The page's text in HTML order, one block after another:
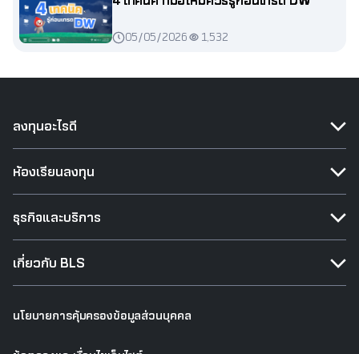
05/05/2026 1,532
ลงทุนอะไรดี
ห้องเรียนลงทุน
ธุรกิจและบริการ
เกี่ยวกับ BLS
นโยบายการคุ้มครองข้อมูลส่วนบุคคล